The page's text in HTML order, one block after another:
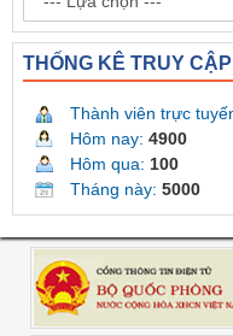
THỐNG KÊ TRUY CẬP
Thành viên trực
Hôm nay: 4900
Hôm qua: 100
Tháng này: 5000